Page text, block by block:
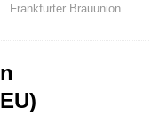
Frankfurter Brauunion